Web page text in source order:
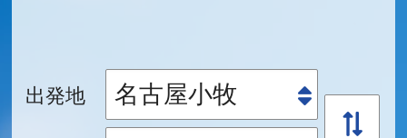
出発地